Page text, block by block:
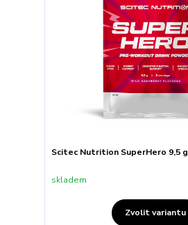
Scitec Nutrition SuperHero 9,5 g
skladem
Zvolit variantu